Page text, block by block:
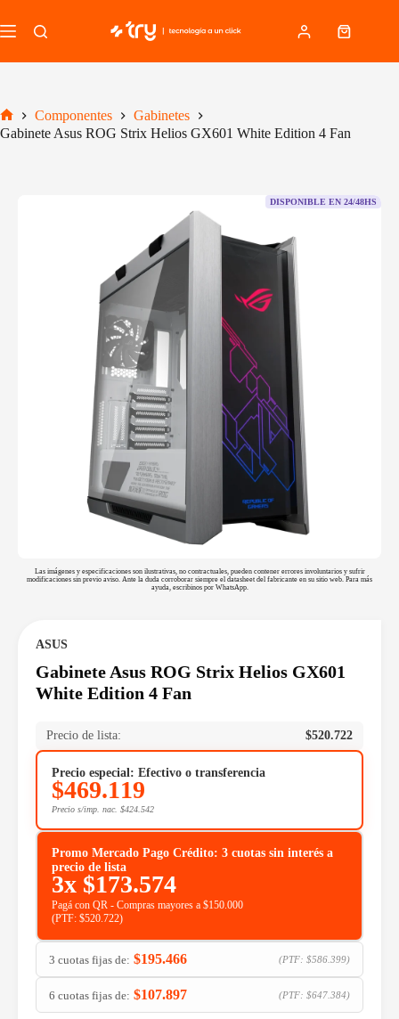
al
contenido
Carro
Inicio
Componentes
Gabinetes
Gabinete Asus ROG Strix Helios GX601 White Edition 4 Fan
DISPONIBLE EN 24/48HS
Las imágenes y especificaciones son ilustrativas, no contractuales, pueden contener errores involuntarios y sufrir
modificaciones sin previo aviso. Ante la duda corroborar siempre el datasheet del fabricante en su sitio web. Para más
ayuda, escribinos por WhatsApp.
ASUS
Gabinete Asus ROG Strix Helios GX601
White Edition 4 Fan
Precio de lista: $520.722
Precio especial: Efectivo o transferencia
$469.119
Precio s/imp. nac. $424.542
Promo Mercado Pago Crédito: 3 cuotas sin interés a
precio de lista
3x $173.574
Pagá con QR - Compras mayores a $150.000
(PTF: $520.722)
3 cuotas fijas de: $195.466 (PTF: $586.399)
6 cuotas fijas de: $107.897 (PTF: $647.384)